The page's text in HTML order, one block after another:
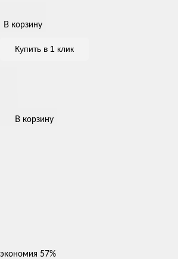
В корзину
Купить в 1 клик
В корзину
экономия 57%